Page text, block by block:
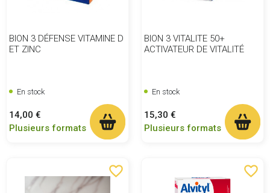
BION 3 DÉFENSE VITAMINE D
ET ZINC
En stock
Prix
14,00 €
Plusieurs formats
BION 3 VITALITE 50+
ACTIVATEUR DE VITALITÉ
En stock
Prix
15,30 €
Plusieurs formats
favorite_border favorite_border